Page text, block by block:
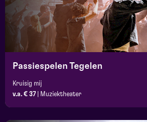
Passiespelen Tegelen
Kruisig mij
v.a. € 37
Muziektheater